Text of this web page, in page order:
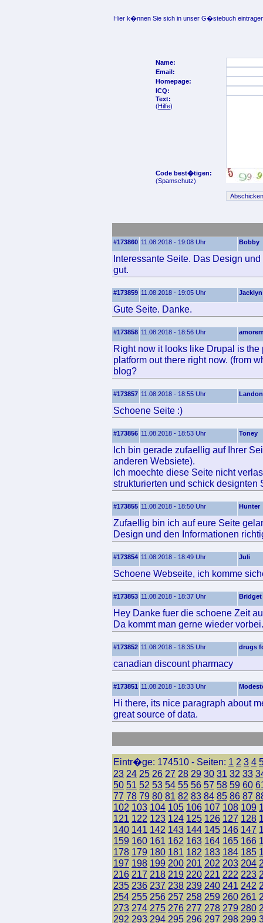
Hier k�nnen Sie sich in unser G�stebuch
Name:
Email:
Homepage:
ICQ:
Text:
(Hilfe)
Code best�tigen:
(Spamschutz)
#173860 11.08.2018 - 19:08 Uhr Bobby
Interessante Seite. Das Design
gut.
#173859 11.08.2018 - 19:05 Uhr Jacklyn
Gute Seite. Danke.
#173858 11.08.2018 - 18:56 Uhr
Right now it looks like Drupal is the
platform out there right now. (from
blog?
#173857 11.08.2018 - 18:55 Uhr Landon
Schoene Seite :)
#173856 11.08.2018 - 18:53 Uhr Toney
Ich bin gerade zufaellig auf Ihrer
anderen Websiete).
Ich moechte diese Seite nicht
strukturierten und schick designten
#173855 11.08.2018 - 18:50 Uhr Hunter
Zufaellig bin ich auf eure Seite
Design und den Informationen
#173854 11.08.2018 - 18:49 Uhr Juli
Schoene Webseite, ich komme
#173853 11.08.2018 - 18:37 Uhr Bridget
Hey Danke fuer die schoene Zeit
Da kommt man gerne wieder vorbei.
#173852 11.08.2018 - 18:35 Uhr drugs
canadian discount pharmacy
#173851 11.08.2018 - 18:33 Uhr
Hi there, its nice paragraph about
great source of data.
Eintr�ge: 174510 - Seiten: 1 2 3 4
23 24 25 26 27 28 29 30 31 32 33
50 51 52 53 54 55 56 57 58 59 60
77 78 79 80 81 82 83 84 85 86 87
102 103 104 105 106 107 108 109
121 122 123 124 125 126 127 128
140 141 142 143 144 145 146 147
159 160 161 162 163 164 165 166
178 179 180 181 182 183 184 185
197 198 199 200 201 202 203 204
216 217 218 219 220 221 222 223
235 236 237 238 239 240 241 242
254 255 256 257 258 259 260 261
273 274 275 276 277 278 279 280
292 293 294 295 296 297 298 299